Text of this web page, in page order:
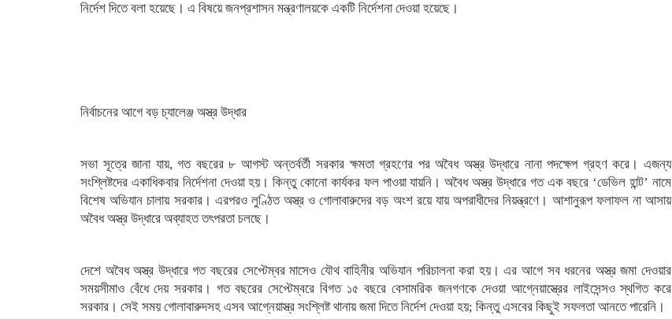
নির্দেশ দিতে বলা হয়েছে। এ বিষয়ে জনপ্রশাসন মন্ত্রণালয়কে একটি নির্দেশনা দেওয়া হয়েছে।
নির্বাচনের আগে বড় চ্যালেঞ্জ অস্ত্র উদ্ধার
সভা সূত্রে জানা যায়, গত বছরের ৮ আগস্ট অন্তর্বর্তী সরকার ক্ষমতা গ্রহণের পর অবৈধ অস্ত্র উদ্ধারে নানা পদক্ষেপ গ্রহণ করে। এজন্য
সংশ্লিষ্টদের একাধিকবার নির্দেশনা দেওয়া হয়। কিন্তু কোনো কার্যকর ফল পাওয়া যায়নি। অবৈধ অস্ত্র উদ্ধারে গত এক বছরে ‘ডেভিল হান্ট’ নামে
বিশেষ অভিযান চালায় সরকার। এরপরও লুণ্ঠিত অস্ত্র ও গোলাবারুদের বড় অংশ রয়ে যায় অপরাধীদের নিয়ন্ত্রণে। আশানুরূপ ফলাফল না আসায়
অবৈধ অস্ত্র উদ্ধারে অব্যাহত তৎপরতা চলছে।
দেশে অবৈধ অস্ত্র উদ্ধারে গত বছরের সেপ্টেম্বর মাসেও যৌথ বাহিনীর অভিযান পরিচালনা করা হয়। এর আগে সব ধরনের অস্ত্র জমা দেওয়ার
সময়সীমাও বেঁধে দেয় সরকার। গত বছরের সেপ্টেম্বরে বিগত ১৫ বছরে বেসামরিক জনগণকে দেওয়া আগ্নেয়াস্ত্রের লাইসেন্সও স্থগিত করে
সরকার। সেই সময় গোলাবারুদসহ এসব আগ্নেয়াস্ত্র সংশ্লিষ্ট থানায় জমা দিতে নির্দেশ দেওয়া হয়; কিন্তু এসবের কিছুই সফলতা আনতে পারেনি।